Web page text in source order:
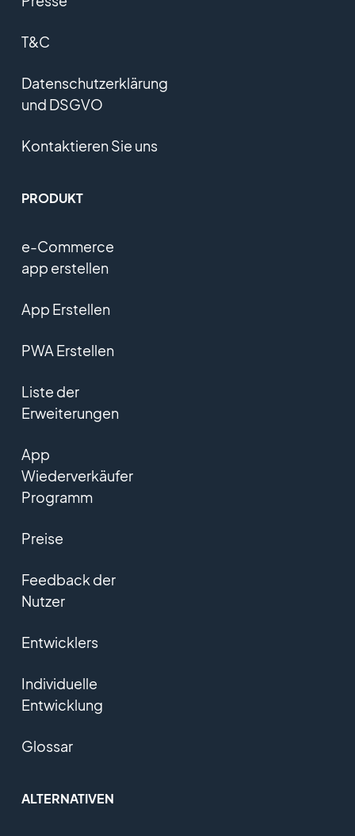
T&C
Datenschutzerklärung
und DSGVO
Kontaktieren Sie uns
PRODUKT
e-Commerce
app erstellen
App Erstellen
PWA Erstellen
Liste der
Erweiterungen
App
Wiederverkäufer
Programm
Preise
Feedback der
Nutzer
Entwicklers
Individuelle
Entwicklung
Glossar
ALTERNATIVEN